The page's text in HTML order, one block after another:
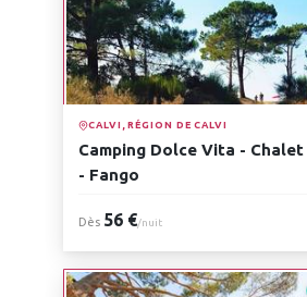
CALVI, RÉGION DE CALVI
Camping Dolce Vita -
- Fango
Dès 56 €/nuit